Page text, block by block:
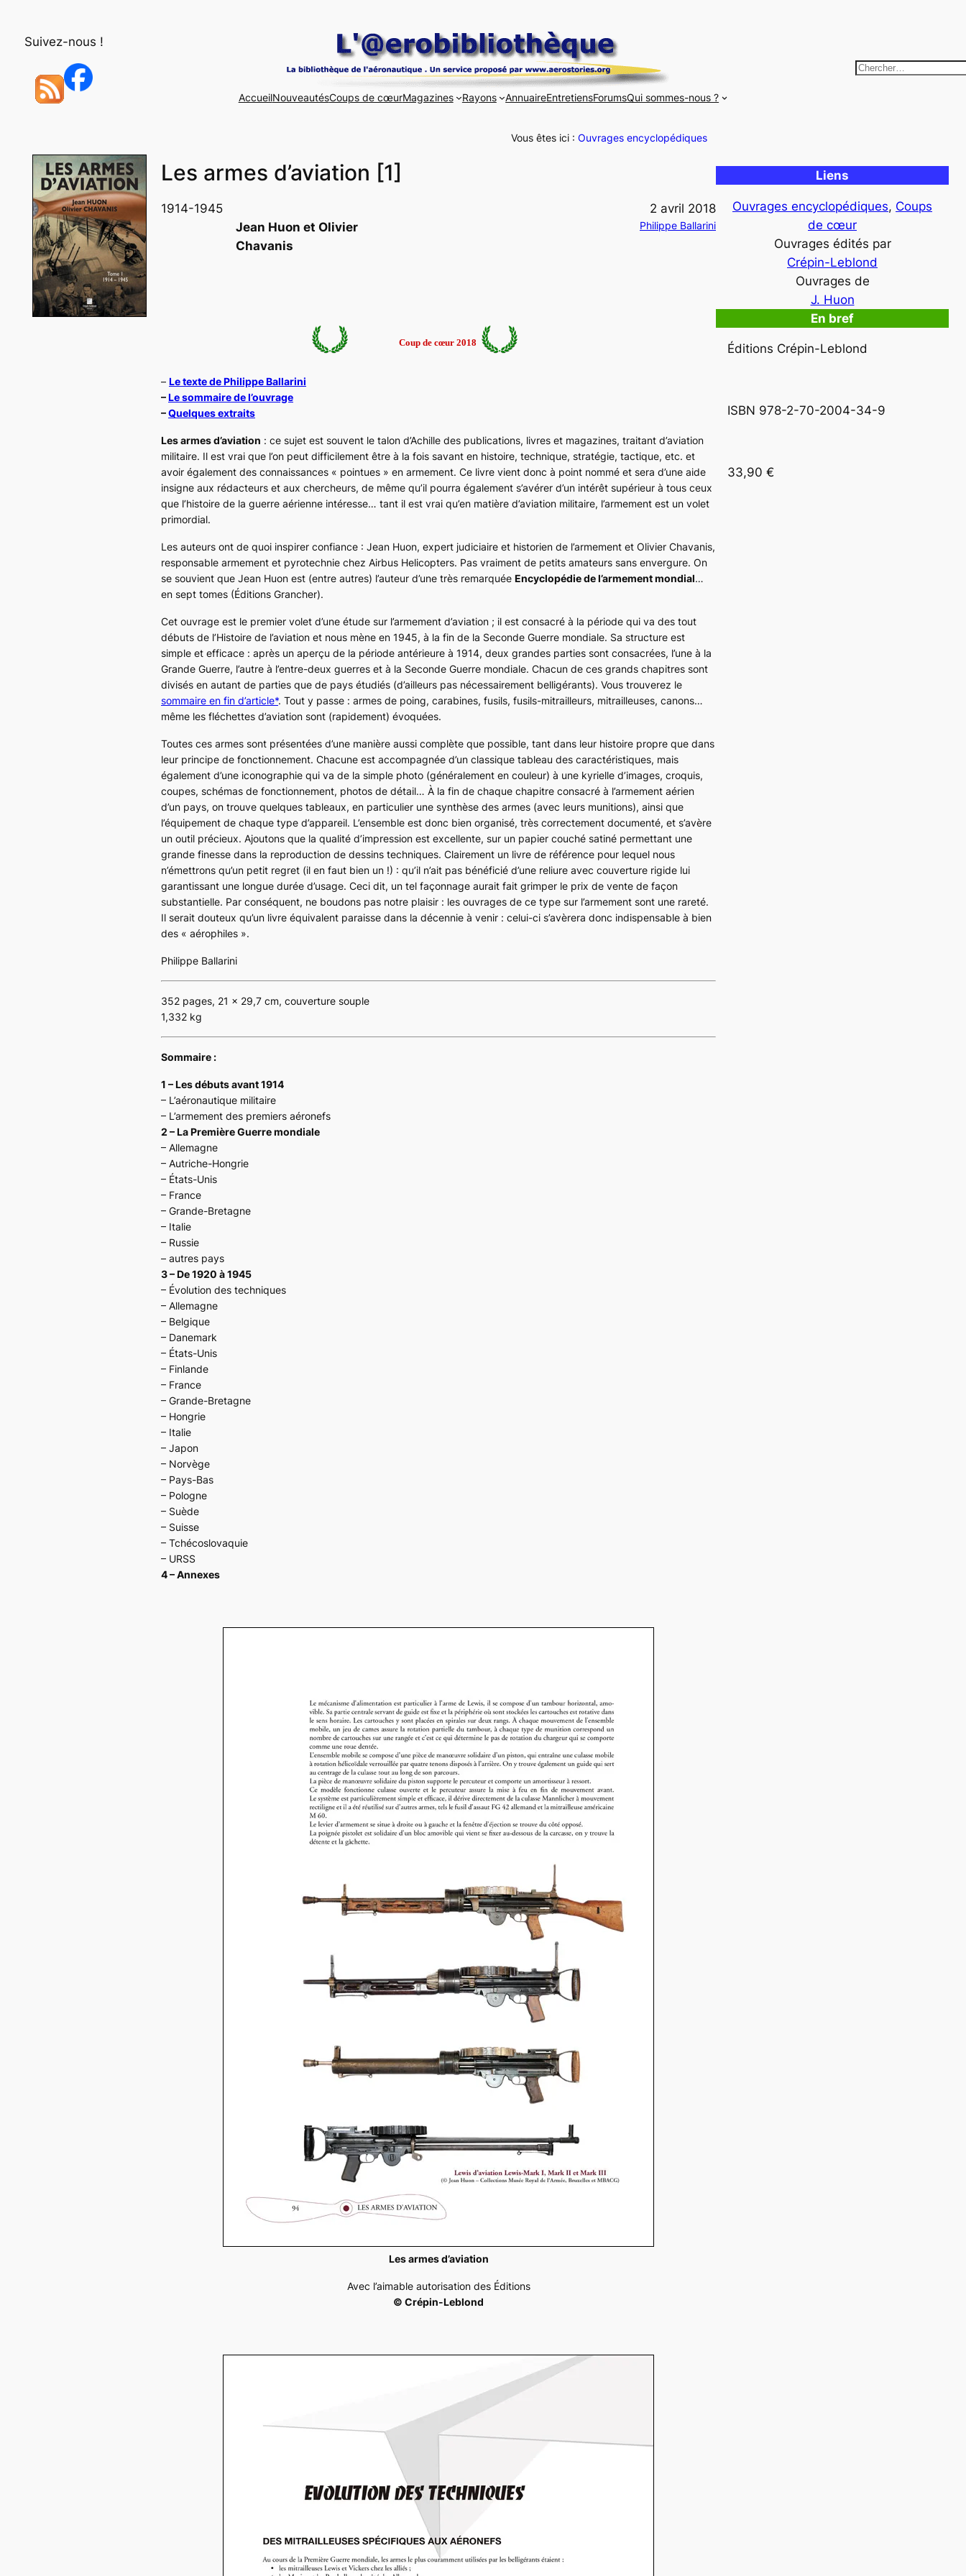
Suivez-nous !
AccueilNouveautésCoups de cœurMagazines Rayons AnnuaireEntretiensForumsQui sommes-nous ?
R
r
c
h
Vous êtes ici : Ouvrages encyclopédiques
Les armes d’aviation [1]
1914-1945
Jean Huon et Olivier
Chavanis
2 avril 2018
Philippe Ballarini
Coup de cœur 2018
– Le texte de Philippe Ballarini
–Le sommaire de l’ouvrage
–Quelques extraits
Les armes d’aviation : ce sujet est souvent le talon d’Achille des publications, livres et magazines, traitant d’aviation
militaire. Il est vrai que l’on peut difficilement être à la fois savant en histoire, technique, stratégie, tactique, etc. et
avoir également des connaissances « pointues » en armement. Ce livre vient donc à point nommé et sera d’une aide
insigne aux rédacteurs et aux chercheurs, de même qu’il pourra également s’avérer d’un intérêt supérieur à tous ceux
que l’histoire de la guerre aérienne intéresse… tant il est vrai qu’en matière d’aviation militaire, l’armement est un volet
primordial.
Les auteurs ont de quoi inspirer confiance : Jean Huon, expert judiciaire et historien de l’armement et Olivier Chavanis,
responsable armement et pyrotechnie chez Airbus Helicopters. Pas vraiment de petits amateurs sans envergure. On
se souvient que Jean Huon est (entre autres) l’auteur d’une très remarquée Encyclopédie de l’armement mondial…
en sept tomes (Éditions Grancher).
Cet ouvrage est le premier volet d’une étude sur l’armement d’aviation ; il est consacré à la période qui va des tout
débuts de l’Histoire de l’aviation et nous mène en 1945, à la fin de la Seconde Guerre mondiale. Sa structure est
simple et efficace : après un aperçu de la période antérieure à 1914, deux grandes parties sont consacrées, l’une à la
Grande Guerre, l’autre à l’entre-deux guerres et à la Seconde Guerre mondiale. Chacun de ces grands chapitres sont
divisés en autant de parties que de pays étudiés (d’ailleurs pas nécessairement belligérants). Vous trouverez le
sommaire en fin d’article*. Tout y passe : armes de poing, carabines, fusils, fusils-mitrailleurs, mitrailleuses, canons…
même les fléchettes d’aviation sont (rapidement) évoquées.
Toutes ces armes sont présentées d’une manière aussi complète que possible, tant dans leur histoire propre que dans
leur principe de fonctionnement. Chacune est accompagnée d’un classique tableau des caractéristiques, mais
également d’une iconographie qui va de la simple photo (généralement en couleur) à une kyrielle d’images, croquis,
coupes, schémas de fonctionnement, photos de détail… À la fin de chaque chapitre consacré à l’armement aérien
d’un pays, on trouve quelques tableaux, en particulier une synthèse des armes (avec leurs munitions), ainsi que
l’équipement de chaque type d’appareil. L’ensemble est donc bien organisé, très correctement documenté, et s’avère
un outil précieux. Ajoutons que la qualité d’impression est excellente, sur un papier couché satiné permettant une
grande finesse dans la reproduction de dessins techniques. Clairement un livre de référence pour lequel nous
n’émettrons qu’un petit regret (il en faut bien un !) : qu’il n’ait pas bénéficié d’une reliure avec couverture rigide lui
garantissant une longue durée d’usage. Ceci dit, un tel façonnage aurait fait grimper le prix de vente de façon
substantielle. Par conséquent, ne boudons pas notre plaisir : les ouvrages de ce type sur l’armement sont une rareté.
Il serait douteux qu’un livre équivalent paraisse dans la décennie à venir : celui-ci s’avèrera donc indispensable à bien
des « aérophiles ».
Philippe Ballarini
352 pages, 21 x 29,7 cm, couverture souple
1,332 kg
Sommaire :
1 – Les débuts avant 1914
– L’aéronautique militaire
– L’armement des premiers aéronefs
2 – La Première Guerre mondiale
– Allemagne
– Autriche-Hongrie
– États-Unis
– France
– Grande-Bretagne
– Italie
– Russie
– autres pays
3 – De 1920 à 1945
– Évolution des techniques
– Allemagne
– Belgique
– Danemark
– États-Unis
– Finlande
– France
– Grande-Bretagne
– Hongrie
– Italie
– Japon
– Norvège
– Pays-Bas
– Pologne
– Suède
– Suisse
– Tchécoslovaquie
– URSS
4 – Annexes
Les armes d’aviation
Avec l’aimable autorisation des Éditions
© Crépin-Leblond
Liens
Ouvrages encyclopédiques, Coups
de cœur
Ouvrages édités par
Crépin-Leblond
Ouvrages de
J. Huon
En bref
Éditions Crépin-Leblond
ISBN 978-2-70-2004-34-9
33,90 €